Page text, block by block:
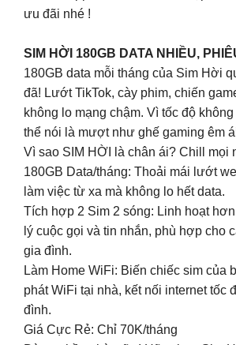
ưu đãi nhé !
SIM HỜI 180GB DATA NHIỀU,
180GB data mỗi tháng của Sim Hời
đã! Lướt TikTok, cày phim, chiến
không lo mạng chậm. Vì tốc độ
thể nói là mượt như ghế gaming êm
Vì sao SIM HỜI là chân ái? Chill mọi
180GB Data/tháng: Thoải mái lướt
làm việc từ xa mà không lo hết data.
Tích hợp 2 Sim 2 sóng: Linh hoạt
lý cuộc gọi và tin nhắn, phù hợp cho
gia đình.
Làm Home WiFi: Biến chiếc sim của
phát WiFi tại nhà, kết nối internet tốc
đình.
Giá Cực Rẻ: Chỉ 70K/tháng